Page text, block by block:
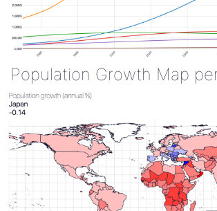
Population Growth Map